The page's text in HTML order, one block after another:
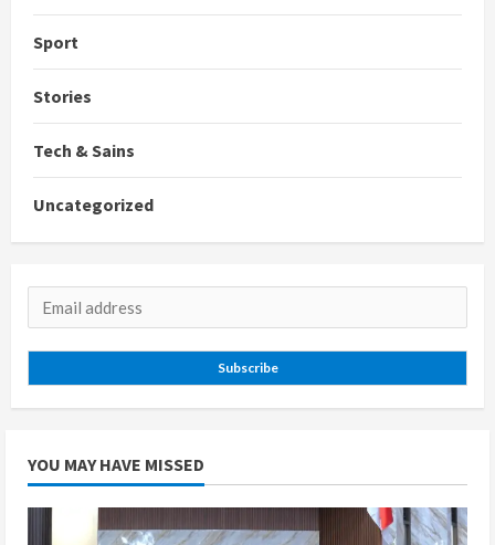
Sport
Stories
Tech & Sains
Uncategorized
Subscribe
YOU MAY HAVE MISSED